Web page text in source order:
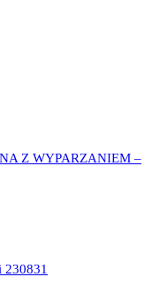
Z WYPARZANIEM –
230831